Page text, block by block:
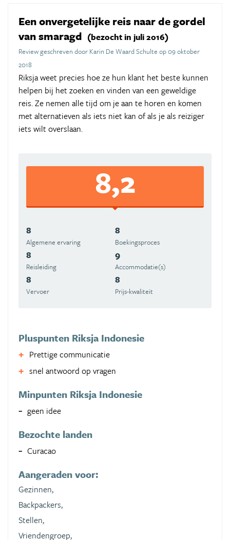
Een onvergetelijke reis naar de gordel
van smaragd (bezocht in juli 2016)
Review geschreven door Karin De Waard Schulte op 09 oktober
2018
Riksja weet precies hoe ze hun klant het beste kunnen
helpen bij het zoeken en vinden van een geweldige
reis. Ze nemen alle tijd om je aan te horen en komen
met alternatieven als iets niet kan of als je als reiziger
iets wilt overslaan.
8,2
8
Algemene ervaring
8
Boekingsproces
8
Reisleiding
9
Accommodatie(s)
8
Vervoer
8
Prijs-kwaliteit
Pluspunten Riksja Indonesie
Prettige communicatie
snel antwoord op vragen
Minpunten Riksja Indonesie
geen idee
Bezochte landen
Curacao
Aangeraden voor:
Gezinnen,
Backpackers,
Stellen,
Vriendengroep,